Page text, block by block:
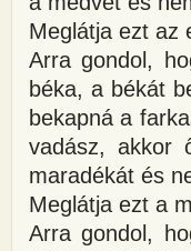
Meglátja ezt az
Arra gondol,
béka, a békát
bekapná a
vadász, akkor
maradékát és
Meglátja ezt a
Arra gondol,